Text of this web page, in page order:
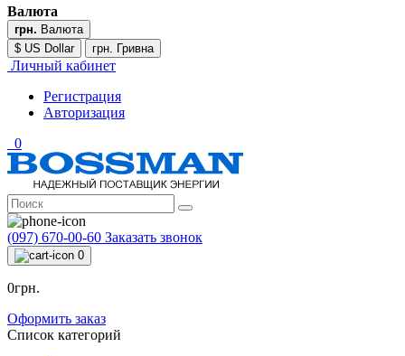
Валюта
грн. Валюта
$ US Dollar
грн. Гривна
Личный кабинет
Регистрация
Авторизация
0
(097) 670-00-60 Заказать звонок
0
0грн.
Оформить заказ
Список категорий